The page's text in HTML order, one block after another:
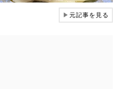
▶元記事を見る